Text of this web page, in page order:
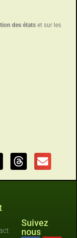
des états et sur les
Suivez
nous